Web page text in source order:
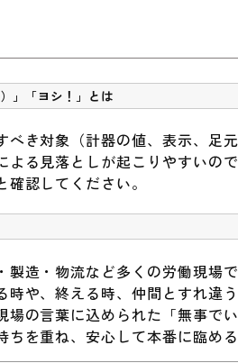
」「ヨシ！」とは
べき対象（計器の値、表示、足
よる見落としが起こりやすいの
認してください。
製造・物流など多くの労働現
時や、終える時、仲間とすれ違
場の言葉に込められた「無事
ちを重ね、安心して本番に臨め